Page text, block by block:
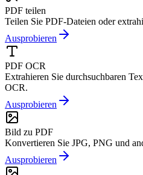
PDF teilen
Teilen Sie PDF-Dateien oder
Ausprobieren
PDF OCR
Extrahieren Sie durchsuchbaren
OCR.
Ausprobieren
Bild zu PDF
Konvertieren Sie JPG, PNG und
Ausprobieren